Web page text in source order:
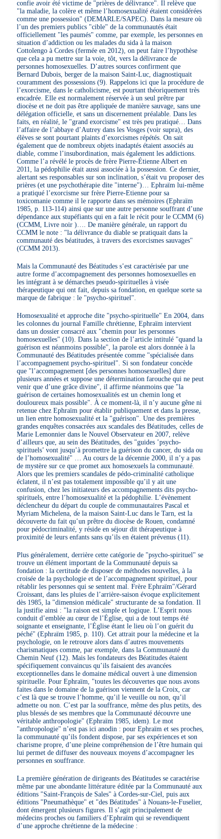
confie avoir été victime de "prières de délivrance". Il relève que
"la maladie, la colère et même l’homosexualité étaient considérées
comme une possession" (DEMARLE/SAPEC). Dans la mesure où
l’un des premiers publics "cible" de la communautés était
officiellement "les paumés" comme, par exemple, les personnes en
situation d’addiction ou les malades du sida à la maison
Cottolengo à Cordes (fermée en 2012), on peut faire l’hypothèse
que cela a pu mettre sur la voie, tôt, vers la délivrance de
personnes homosexuelles. D’autres sources confirment que
Bernard Dubois, berger de la maison Saint-Luc, diagnostiquait
couramment des possessions (9). Rappelons ici que la procédure de
l’exorcisme, dans le catholicisme, est pourtant théoriquement très
encadrée. Elle est normalement réservée à un seul prêtre par
diocèse et ne doit pas être appliquée de manière sauvage, sans une
délégation officielle, et sans un discernement préalable. Dans les
faits, en réalité, le "grand exorcisme" est très peu pratiqué… Dans
l’affaire de l’abbaye d’Autrey dans les Vosges (voir supra), des
élèves se sont pourtant plaints d’exorcismes répétés. On sait
également que de nombreux objets inadaptés étaient associés au
diable, comme l’insubordination, mais également les addictions.
Comme l’a révélé le procès de frère Pierre-Étienne Albert en
2011, la pédophilie était aussi associée à la possession. Ce dernier,
alertant ses responsables sur son inclination, s’était vu proposer des
prières (et une psychothérapie dite "interne")… Ephraïm lui-même
a pratiqué l’exorcisme sur frère Pierre-Etienne pour sa
toxicomanie comme il le rapporte dans ses mémoires (Ephraïm
1985, p. 113-114) ainsi que sur une autre personne souffrant d’une
dépendance aux stupéfiants qui en a fait le récit pour le CCMM (6)
(CCMM, Livre noir )…. De manière générale, un rapport du
CCMM le note : "la délivrance du diable se pratiquait dans la
communauté des béatitudes, à travers des exorcismes sauvages"
(CCMM 2013).
Mais la Communauté des Béatitudes s’est caractérisée par une
autre forme d’accompagnement des personnes homosexuelles en
les intégrant à se démarches pseudo-spirituelles à visée
thérapeutique qui ont fait, depuis sa fondation, en quelque sorte sa
marque de fabrique : le "psycho-spirituel".
Homosexualité et approche dite "psycho-spirituelle" En 2004, dans
les colonnes du journal Famille chrétienne, Ephraïm intervient
dans un dossier consacré aux "chemin pour les personnes
homosexuelles" (10). Dans la section de l’article intitulé "quand la
guérison est néanmoins possible", la parole est alors donnée à la
Communauté des Béatitudes présentée comme "spécialisée dans
l’accompagnement psycho-spirituel". Si son fondateur concède
que "l’accompagnement [des personnes homosexuelles] dure
plusieurs années et suppose une détermination farouche qui ne peut
venir que d’une grâce divine", il affirme néanmoins que "la
guérison de certaines homosexualités est un chemin long et
douloureux mais possible". À ce moment-là, il n’y aucune gêne ni
retenue chez Ephraïm pour établir publiquement et dans la presse,
un lien entre homosexualité et la "guérison". Une des premières
grandes enquêtes consacrées aux scandales des Béatitudes, celles de
Marie Lemonnier dans le Nouvel Observateur en 2007, relève
d’ailleurs que, au sein des Béatitudes, des "guides ’psycho-
spirituels’ vont jusqu’à promettre la guérison du cancer, du sida ou
de l’homosexualité" … Au cours de la décennie 2000, il n’y a pas
de mystère sur ce que promet aux homosexuels la communauté.
Alors que les premiers scandales de pédo-criminalité catholique
éclatent, il n’est pas totalement impossible qu’il y ait une
confusion, chez les initiateurs des accompagnements dits psycho-
spirituels, entre l’homosexualité et la pédophilie. L’évènement
déclencheur du départ du couple de communautaires Pascal et
Myriam Michelena, de la maison Saint-Luc dans le Tarn, est la
découverte du fait qu’un prêtre du diocèse de Rouen, condamné
pour pédocriminalité, y réside en séjour dit thérapeutique à
proximité de leurs enfants sans qu’ils en étaient prévenus (11).
Plus généralement, derrière cette catégorie de "psycho-spirituel" se
trouve un élément important de la Communauté depuis sa
fondation : la certitude de disposer de méthodes nouvelles, à la
croisée de la psychologie et de l’accompagnement spirituel, pour
rétablir les personnes qui se sentent mal. Frère Ephraïm"/Gérard
Croissant, dans les pluies de l’arrière-saison évoque explicitement
dès 1985, la "dimension médicale" structurante de sa fondation. Il
la justifie ainsi : "la raison est simple et logique. L’Esprit nous
conduit d’emblée au cœur de l’Église, qui a de tout temps été
soignante et enseignante, l’Église étant le lieu où l’on guérit du
péché" (Ephraïm 1985, p. 110). Cet attrait pour la médecine et la
psychologie, on le retrouve alors dans d’autres mouvements
charismatiques comme, par exemple, dans la Communauté du
Chemin Neuf (12). Mais les fondateurs des Béatitudes étaient
spécifiquement convaincus qu’ils faisaient des avancées
exceptionnelles dans le domaine médical ouvert à une dimension
spirituelle. Pour Ephraïm, "toutes les découvertes que nous avons
faites dans le domaine de la guérison viennent de la Croix, car
c’est là que se trouve l’homme, qu’il le veuille ou non, qu’il
admette ou non. C’est par la souffrance, même des plus petits, des
plus blessés de ses membres que la Communauté découvre une
véritable anthropologie" (Ephraïm 1985, idem). Le mot
"anthropologie" n’est pas ici anodin : pour Ephraïm et ses proches,
la communauté qu’ils fondent dispose, par ses expériences et son
charisme propre, d’une pleine compréhension de l’être humain qui
lui permet de diffuser des nouveaux moyens d’accompagner les
personnes en souffrance.
La première génération de dirigeants des Béatitudes se caractérise
même par une abondante littérature éditée par la Communauté aux
éditions "Saint-François de Sales" à Cordes-sur-Ciel, puis aux
éditions "Pneumathèque" et "des Béatitudes" à Nouans-le-Fuselier,
dont émergent plusieurs figures. Il s’agit principalement de
médecins proches ou familiers d’Ephraïm qui se revendiquent
d’une approche chrétienne de la médecine :